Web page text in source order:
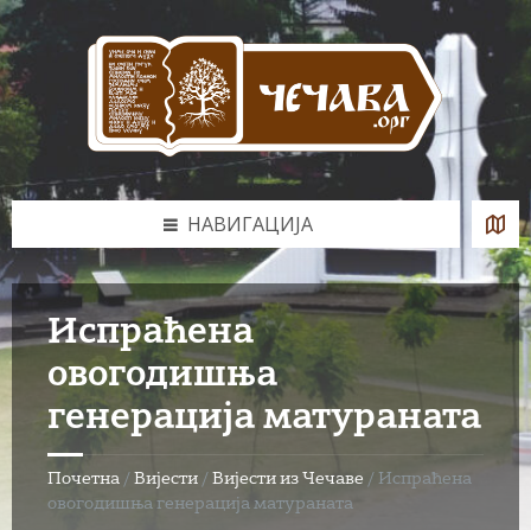
Skip
to
content
Skip
to
left
sidebar
Skip
to
footer
НАВИГАЦИЈА
Испраћена
овогодишња
генерација матураната
Почетна / Вијести / Вијести из Чечаве / Испраћена
овогодишња генерација матураната